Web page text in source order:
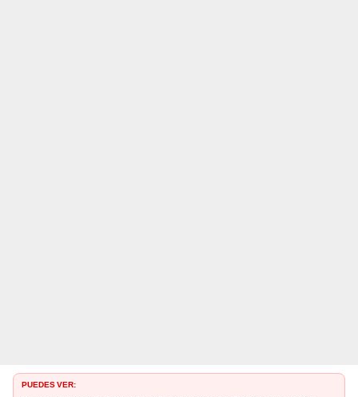
PUEDES VER: